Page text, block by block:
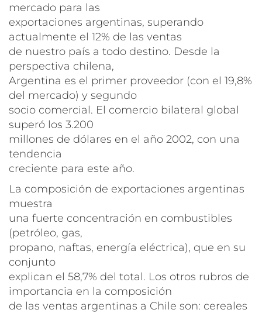
mercado para las
exportaciones argentinas, superando
actualmente el 12% de las ventas
de nuestro país a todo destino. Desde la
perspectiva chilena,
Argentina es el primer proveedor (con el 19,8%
del mercado) y segundo
socio comercial. El comercio bilateral global
superó los 3.200
millones de dólares en el año 2002, con una
tendencia
creciente para este año.
La composición de exportaciones argentinas
muestra
una fuerte concentración en combustibles
(petróleo, gas,
propano, naftas, energía eléctrica), que en su
conjunto
explican el 58,7% del total. Los otros rubros de
importancia en la composición
de las ventas argentinas a Chile son: cereales